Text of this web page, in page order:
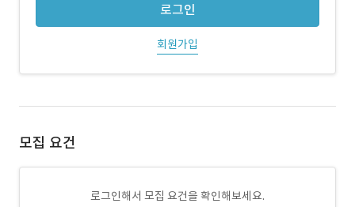
로그인
회원가입
모집 요건
로그인해서 모집 요건을 확인해보세요.